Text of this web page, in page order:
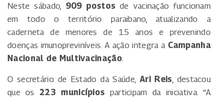
Neste sábado, 909 postos de vacinação funcionam
em todo o território paraibano, atualizando a
caderneta de menores de 15 anos e prevenindo
doenças imunopreviníveis. A ação integra a Campanha
Nacional de Multivacinação.
O secretário de Estado da Saúde, Ari Reis, destacou
que os 223 municípios participam da iniciativa. “A